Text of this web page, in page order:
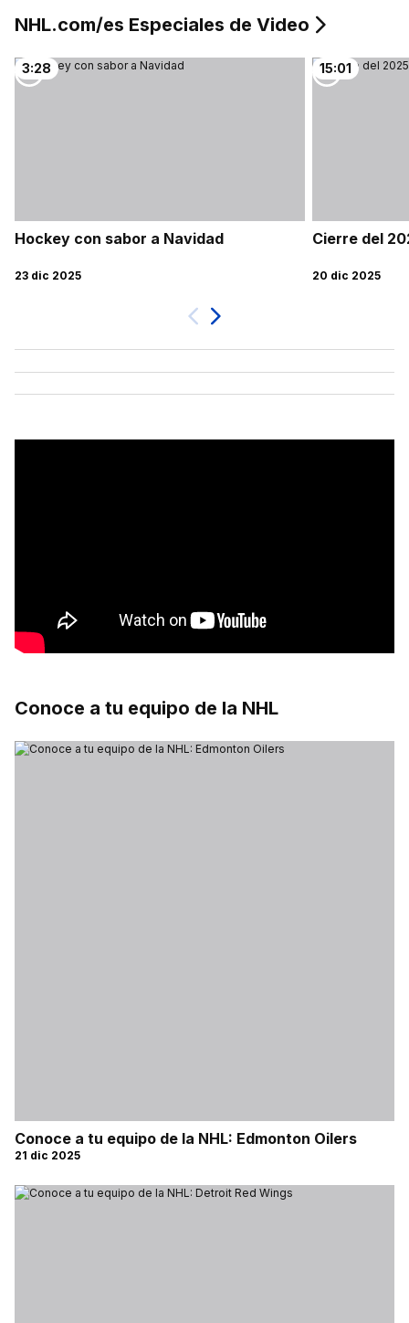
NHL.com/es Especiales de Video
3:28
Hockey con sabor a Navidad
23 dic 2025
15:01
Cierre del
20 dic 2025
Previa
Próximo
Conoce a tu equipo de la NHL
Conoce a tu equipo de la NHL: Edmonton Oilers
21 dic 2025